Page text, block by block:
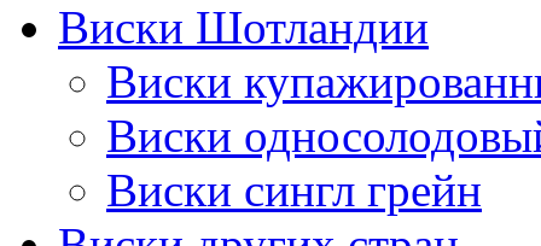
Виски Шотландии
Виски
Виски
Виски сингл грейн